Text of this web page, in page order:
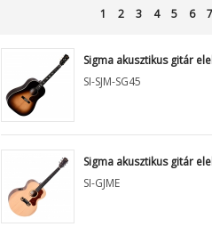
1 2 3 4 5 6 7
Sigma akusztikus gitár
SI-SJM-SG45
Sigma akusztikus gitár
SI-GJME